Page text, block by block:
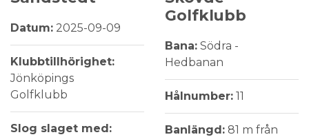
Datum: 2025-09-09
Klubbtillhörighet:
Jönköpings
Golfklubb
Slog slaget med:
Golfklubb
Bana: Södra -
Hedbanan
Hålnumber: 11
Banlängd: 81 m från